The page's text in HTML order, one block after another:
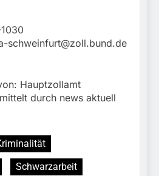
schweinfurt@zoll.bund.de
Hauptzollamt
durch news aktuell
Schwarzarbeit